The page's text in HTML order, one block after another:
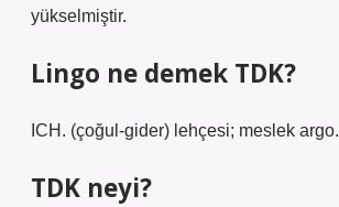
yükselmiştir.
Lingo ne demek TDK?
ICH. (çoğul-gider) lehçesi; meslek argo.
TDK neyi?